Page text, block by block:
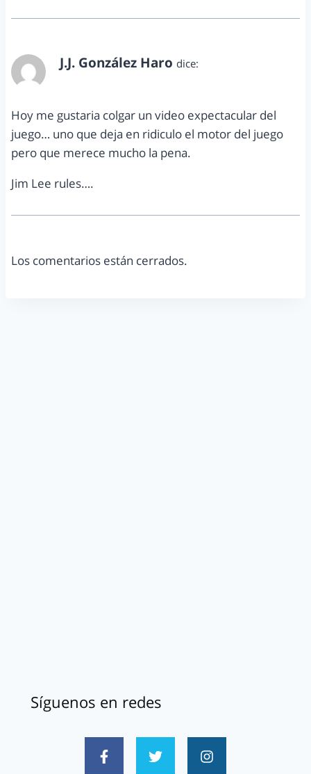
J.J. González Haro dice:
Hoy me gustaria colgar un video expectacular del
juego… uno que deja en ridiculo el motor del juego
pero que merece mucho la pena.
Jim Lee rules….
Los comentarios están cerrados.
Síguenos en redes